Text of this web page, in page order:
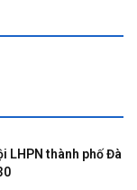
LHPN thành phố Đà